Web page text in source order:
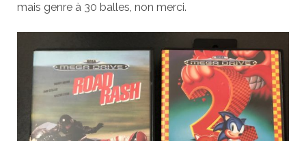
mais genre à 30 balles, non merci.